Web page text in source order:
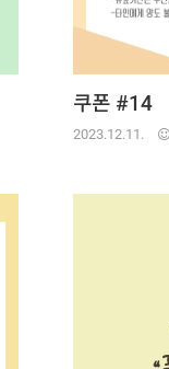
쿠폰 #14
2023.12.11.